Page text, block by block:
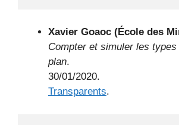
Xavier Goaoc (École des
Compter et simuler les types
plan.
30/01/2020.
Transparents.